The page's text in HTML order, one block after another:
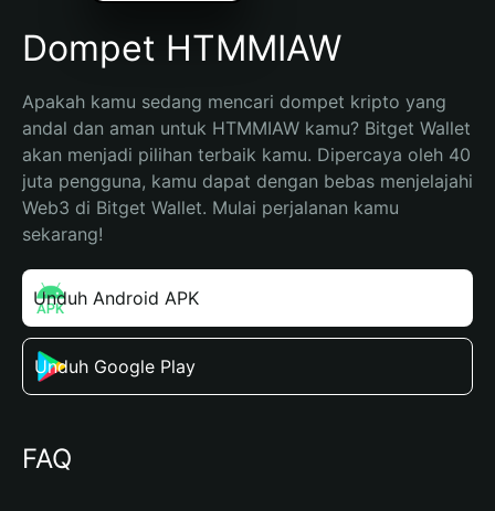
Dompet HTMMIAW
Apakah kamu sedang mencari dompet kripto yang
andal dan aman untuk HTMMIAW kamu? Bitget Wallet
akan menjadi pilihan terbaik kamu. Dipercaya oleh 40
juta pengguna, kamu dapat dengan bebas menjelajahi
Web3 di Bitget Wallet. Mulai perjalanan kamu
sekarang!
Unduh Android APK
Unduh Google Play
FAQ